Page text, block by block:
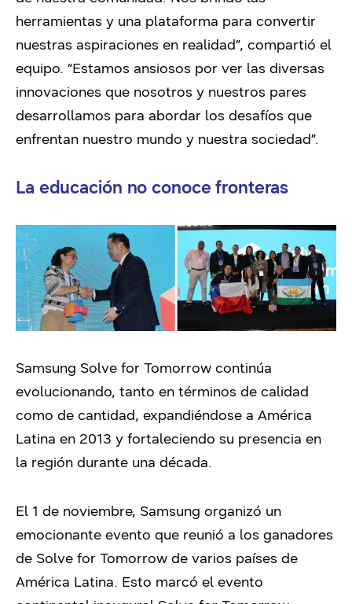
herramientas y una plataforma para convertir
nuestras aspiraciones en realidad”, compartió el
equipo. “Estamos ansiosos por ver las diversas
innovaciones que nosotros y nuestros pares
desarrollamos para abordar los desafíos que
enfrentan nuestro mundo y nuestra sociedad”.
La educación no conoce fronteras
Samsung Solve for Tomorrow continúa
evolucionando, tanto en términos de calidad
como de cantidad, expandiéndose a América
Latina en 2013 y fortaleciendo su presencia en
la región durante una década.
El 1 de noviembre, Samsung organizó un
emocionante evento que reunió a los ganadores
de Solve for Tomorrow de varios países de
América Latina. Esto marcó el evento